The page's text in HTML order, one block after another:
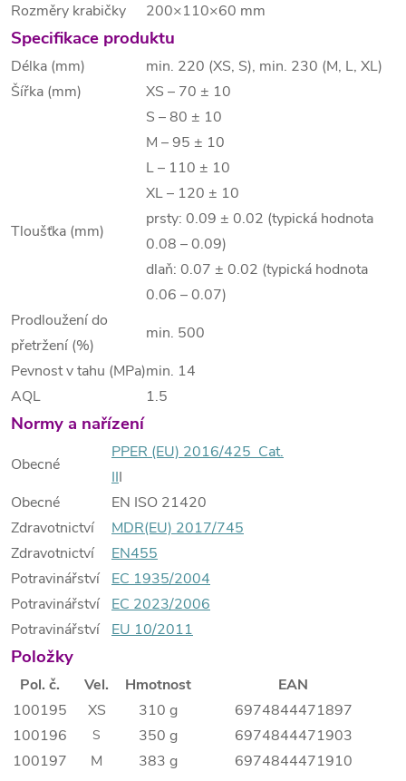
Rozměry krabičky
200×110×60 mm
Specifikace produktu
Délka (mm)
min. 220 (XS, S), min. 230 (M, L, XL)
Šířka (mm)
XS – 70 ± 10
S – 80 ± 10
M – 95 ± 10
L – 110 ± 10
XL – 120 ± 10
Tloušťka (mm)
prsty: 0.09 ± 0.02 (typická hodnota
0.08 – 0.09)
dlaň: 0.07 ± 0.02 (typická hodnota
0.06 – 0.07)
Prodloužení do
přetržení (%)
min. 500
Pevnost v tahu (MPa)min. 14
AQL
1.5
Normy a nařízení
Obecné
PPER (EU) 2016/425 Cat.
III
Obecné
EN ISO 21420
Zdravotnictví
MDR(EU) 2017/745
Zdravotnictví
EN455
Potravinářství
EC 1935/2004
Potravinářství
EC 2023/2006
Potravinářství
EU 10/2011
Položky
Pol. č. Vel. Hmotnost
EAN
100195
XS 310 g
6974844471897
100196
S 350 g
6974844471903
100197
M 383 g 6974844471910